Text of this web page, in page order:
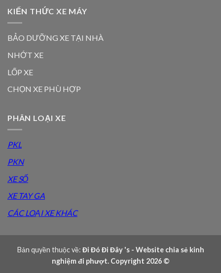
KIẾN THỨC XE MÁY
BẢO DƯỠNG XE TẠI NHÀ
NHỚT XE
LỐP XE
CHỌN XE PHÙ HỢP
PHÂN LOẠI XE
PKL
PKN
XE SỐ
XE TAY GA
CÁC LOẠI XE KHÁC
Bản quyền thuộc về: Đi Đó Đi Đây 's - Website chia sẻ kinh
nghiệm đi phượt. Copyright 2026 ©